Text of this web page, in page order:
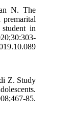
N. The
premarital
student in
Z. Study
85.